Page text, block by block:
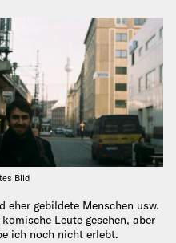
Bild
eher gebildete Menschen usw.
Leute gesehen, aber
ich noch nicht erlebt.